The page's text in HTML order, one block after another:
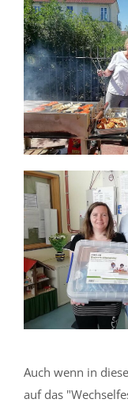
Auch wenn in
auf das